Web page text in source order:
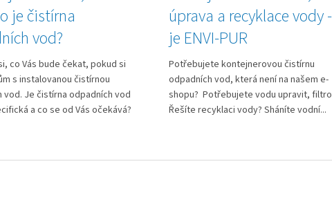
je čistírna
vod?
co Vás bude čekat, pokud si
s instalovanou čistírnou
vod. Je čistírna odpadních vod
a co se od Vás očekává?
úprava a recyklace vody
je ENVI-PUR
Potřebujete kontejnerovou čistírnu
odpadních vod, která není na našem e-
shopu? Potřebujete vodu upravit,
Řešíte recyklaci vody? Sháníte vodní...